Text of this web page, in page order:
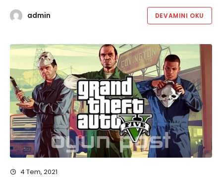
admin DEVAMINI OKU
4 Tem, 2021